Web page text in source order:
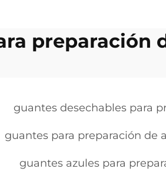
preparación
guantes desechables para
guantes para preparación de
guantes azules para